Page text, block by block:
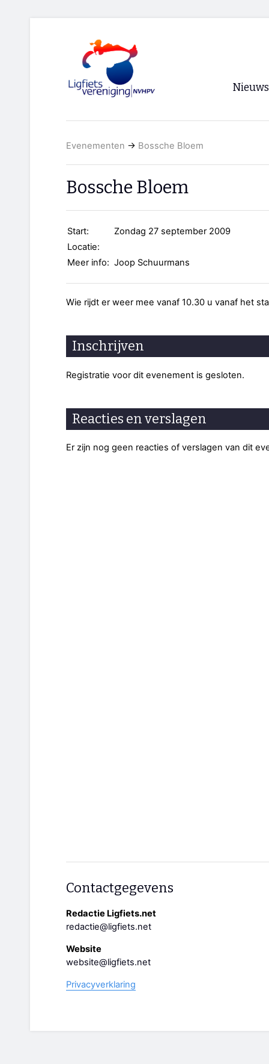
Nieuws
Evenementen → Bossche Bloem
Bossche Bloem
Start:
Zondag 27 september 2009
Locatie:
Meer info: Joop Schuurmans
Wie rijdt er weer mee vanaf 10.30 u vanaf het
Inschrijven
Registratie voor dit evenement is gesloten.
Reacties en verslagen
Er zijn nog geen reacties of verslagen van dit
Contactgegevens
Redactie Ligfiets.net
redactie@ligfiets.net
Website
website@ligfiets.net
Privacyverklaring